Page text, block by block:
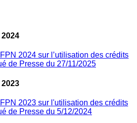
2024 sur l’utilisation des crédits
de Presse du 27/11/2025
2023 sur l'utilisation des crédits
de Presse du 5/12/2024